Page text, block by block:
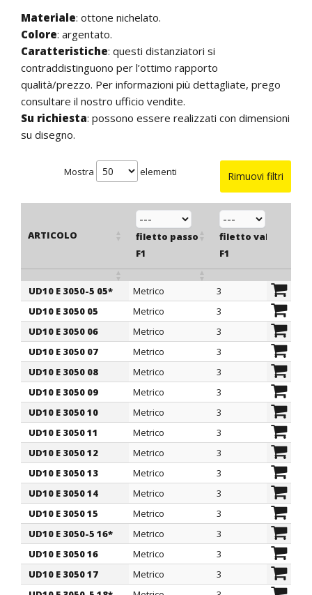
Materiale: ottone nichelato.
Colore: argentato.
Caratteristiche: questi distanziatori si
contraddistinguono per l’ottimo rapporto
qualità/prezzo. Per informazioni più dettagliate, prego
consultare il nostro ufficio vendite.
Su richiesta: possono essere realizzati con dimensioni
su disegno.
Rimuovi filtri
Mostra elementi
ARTICOLO
filetto passo
F1
filetto valore
F1
ARTICOLO
filetto passo
F1
filetto valore
F1
UD10 E 3050-5 05* Metrico 3
UD10 E 3050 05
Metrico 3
UD10 E 3050 06
Metrico 3
UD10 E 3050 07
Metrico 3
UD10 E 3050 08
Metrico 3
UD10 E 3050 09
Metrico 3
UD10 E 3050 10
Metrico 3
UD10 E 3050 11
Metrico 3
UD10 E 3050 12
Metrico 3
UD10 E 3050 13
Metrico 3
UD10 E 3050 14
Metrico 3
UD10 E 3050 15
Metrico 3
UD10 E 3050-5 16*
Metrico 3
UD10 E 3050 16
Metrico 3
UD10 E 3050 17
Metrico 3